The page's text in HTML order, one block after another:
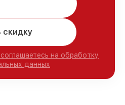
скидку
на обработку
данных